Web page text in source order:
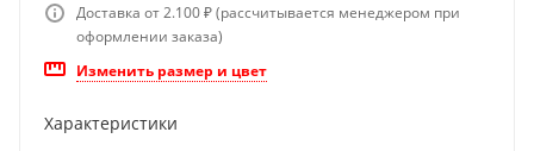
Доставка от 2.100 ₽ (рассчитывается менеджером при
оформлении заказа)
Изменить размер и цвет
Характеристики